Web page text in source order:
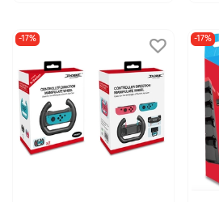
-17% -17%